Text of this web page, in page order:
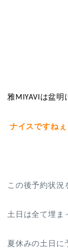
雅MIYAVI は盆明
ナイスですねぇ
この後予約状況
土日は全て埋ま
夏休みの土日に